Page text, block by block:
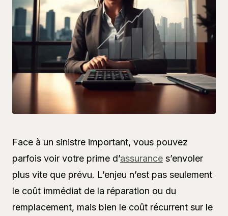
Face à un sinistre important, vous pouvez
parfois voir votre prime d’assurance s’envoler
plus vite que prévu. L’enjeu n’est pas seulement
le coût immédiat de la réparation ou du
remplacement, mais bien le coût récurrent sur le